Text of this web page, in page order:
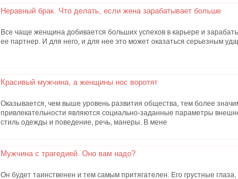
Неравный брак. Что делать, если жена зарабатывает больше
Все чаще женщина добивается больших успехов в карьере и
ее партнер. И для него, и для нее это может оказаться серьезным
Красивый мужчина, а женщины нос воротят
Оказывается, чем выше уровень развития общества, тем более
привлекательности являются социально-заданные параметры
стиль одежды и поведение, речь, манеры. В мене
Мужчина с трагедией. Оно вам надо?
Он будет таинственен и тем самым притягателен. Его грустные